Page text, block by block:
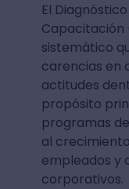
El
Capacitación
sistemático
carencias en
actitudes
propósito
programas
al
empleados y
corporativos.